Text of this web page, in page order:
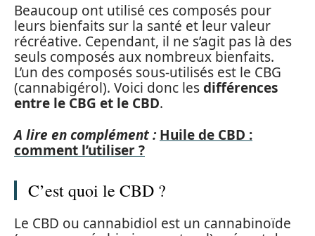
Beaucoup ont utilisé ces composés pour
leurs bienfaits sur la santé et leur valeur
récréative. Cependant, il ne s’agit pas là des
seuls composés aux nombreux bienfaits.
L’un des composés sous-utilisés est le CBG
(cannabigérol). Voici donc lesdifférences
entre le CBG et le CBD.
A lire en complément : Huile de CBD :
comment l’utiliser ?
C’est quoi le CBD ?
Le CBD ou cannabidiol est un cannabinoïde